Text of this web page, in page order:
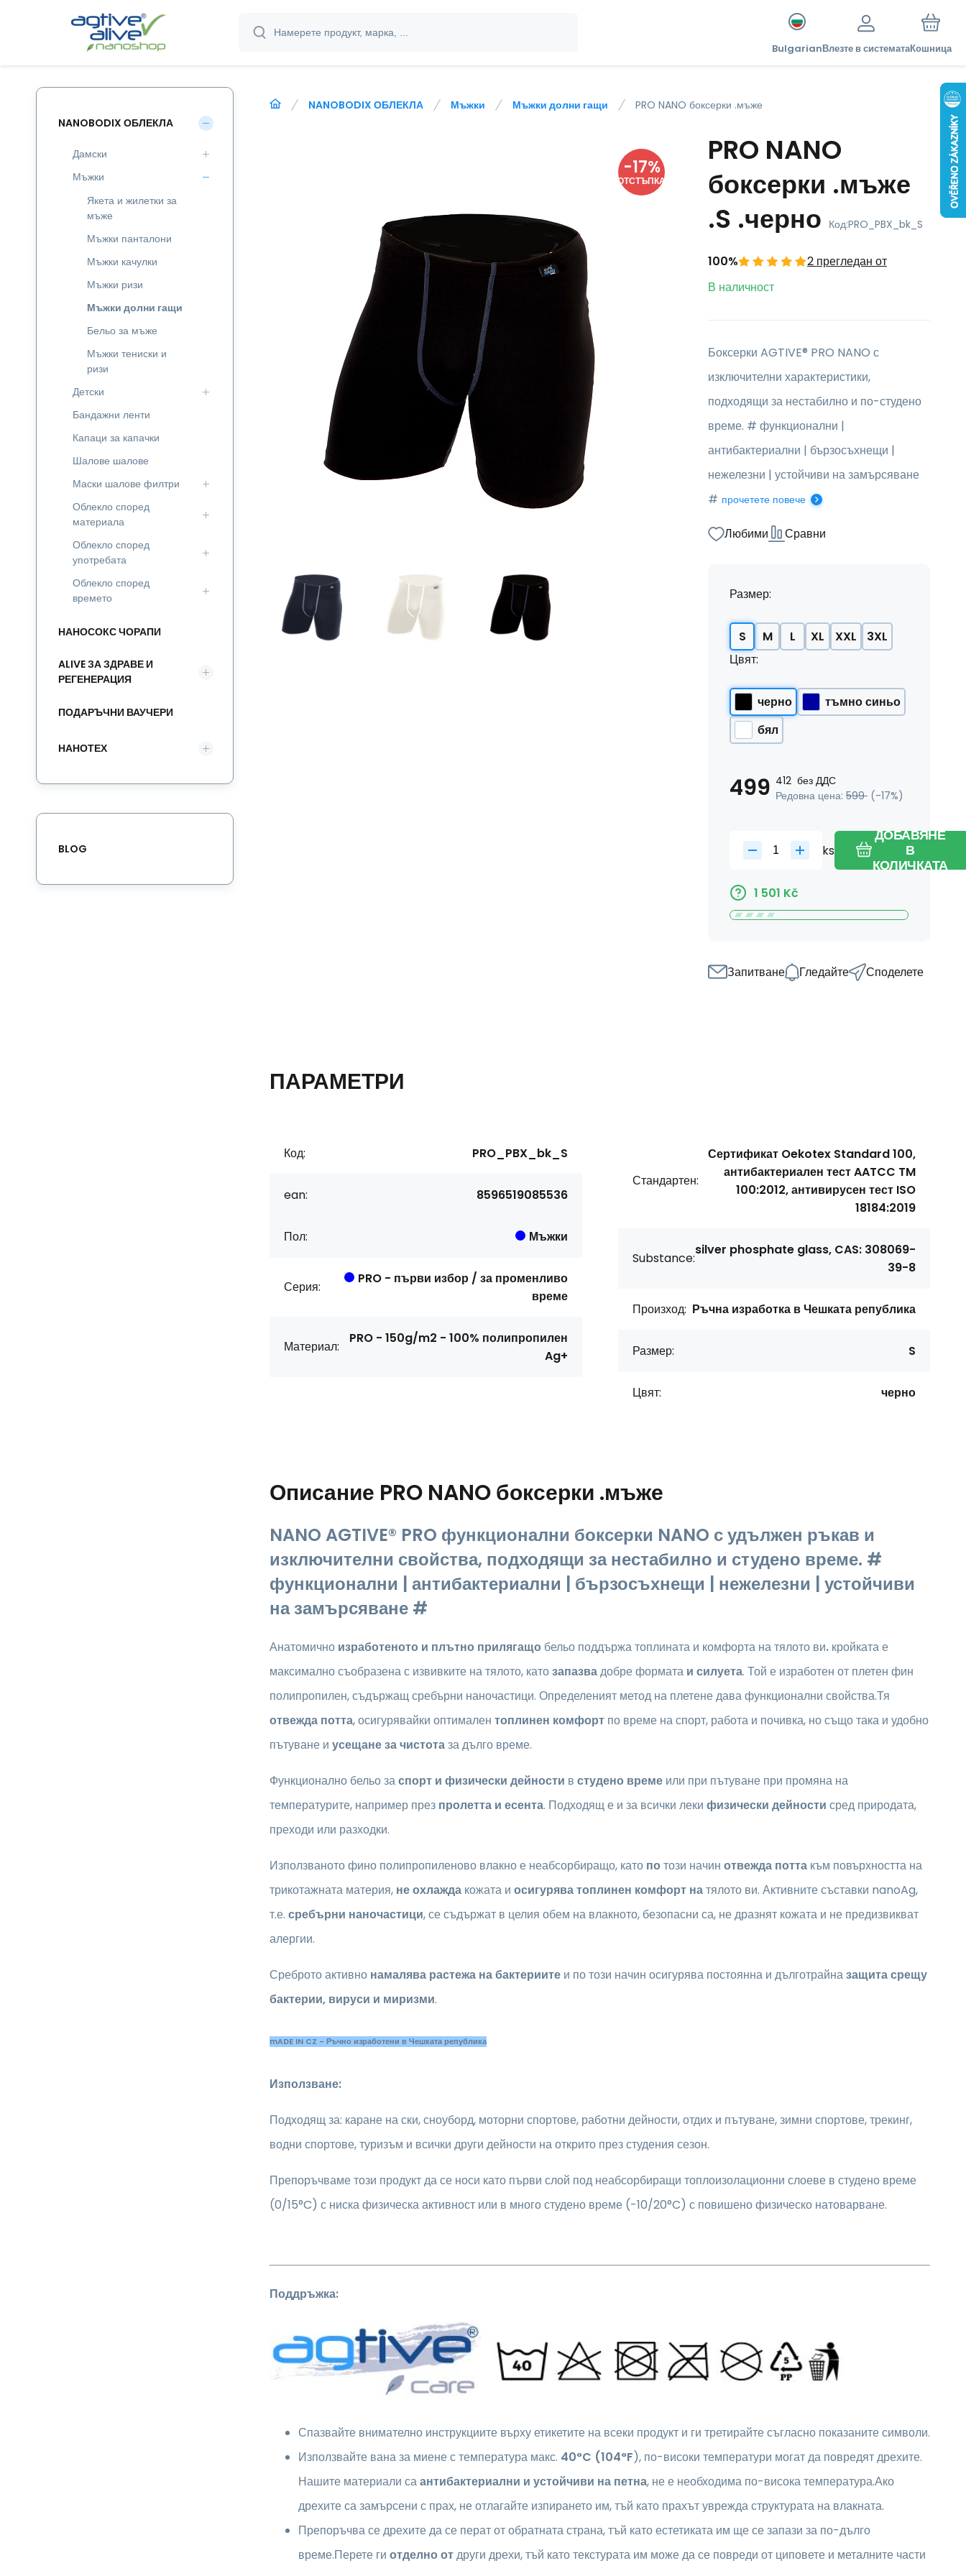
BulgarianВлезте в систематаКошница
NANOBODIX ОБЛЕКЛА Мъжки Мъжки долни гащи PRO NANO боксерки .мъже
-17%
ОТСТЪПКА
PRO NANO
боксерки .мъже
.S .черно Код:PRO_PBX_bk_S
100%
2 прегледан от
В наличност
Боксерки AGTIVE® PRO NANO с
изключителни характеристики,
подходящи за нестабилно и по-студено
време. # функционални |
антибактериални | бързосъхнещи |
нежелезни | устойчиви на замърсяване
# прочетете повече
Любими Сравни
Размер:
S M L XL XXL
3XL
Цвят:
черно
тъмно синьо
бял
499 412 без ДДС
Редовна цена: 599 (-17%)
ks
ДОБАВЯНЕ
В
КОЛИЧКАТА
1 501 Kč
Запитване Гледайте Споделете
ПАРАМЕТРИ
Код: PRO_PBX_bk_S
ean: 8596519085536
Пол: Мъжки
Серия:
PRO - първи избор / за променливо
време
Материал:
PRO - 150g/m2 - 100% полипропилен
Ag+
Стандартен:
Сертификат Oekotex Standard 100,
антибактериален тест AATCC TM
100:2012, антивирусен тест ISO
18184:2019
Substance:
silver phosphate glass, CAS: 308069-
39-8
Произход: Ръчна изработка в Чешката република
Размер: S
Цвят: черно
Описание PRO NANO боксерки .мъже
NANO AGTIVE® PRO функционални боксерки NANO с удължен ръкав и
изключителни свойства, подходящи за нестабилно и студено време. #
функционални | антибактериални | бързосъхнещи | нежелезни | устойчиви
на замърсяване #
Анатомично изработеното и плътно прилягащо бельо поддържа топлината и комфорта на тялото ви. кройката е
максимално съобразена с извивките на тялото, катозапазвадобре формата и силуета. Той е изработен от плетен фин
полипропилен, съдържащ сребърни наночастици. Определеният метод на плетене дава функционални свойства.Тя
отвежда потта, осигурявайки оптимален топлинен комфорт по време на спорт, работа и почивка, но също така и удобно
пътуване и усещане за чистотаза дълго време.
Функционално бельо заспорт и физически дейности в студено време или при пътуване при промяна на
температурите, например през пролетта и есента. Подходящ е и за всички леки физически дейности сред природата,
преходи или разходки.
Използваното фино полипропиленово влакно е неабсорбиращо, като по този начин отвежда потта към повърхността на
трикотажната материя, не охлажда кожата и осигурява топлинен комфорт натялото ви. Активните съставки nanoAg,
т.е. сребърни наночастици, се съдържат в целия обем на влакното, безопасни са, не дразнят кожата и не предизвикват
алергии.
Среброто активно намалява растежа на бактериите и по този начин осигурява постоянна и дълготрайназащита срещу
бактерии, вируси и миризми.
mADE IN CZ - Ръчно изработени в Чешката република
Използване:
Подходящ за: каране на ски, сноуборд, моторни спортове, работни дейности, отдих и пътуване, зимни спортове, трекинг,
водни спортове, туризъм и всички други дейности на открито през студения сезон.
Препоръчваме този продукт да се носи като първи слой под неабсорбиращи топлоизолационни слоеве в студено време
(0/15°C) с ниска физическа активност или в много студено време (-10/20°C) с повишено физическо натоварване.
Поддръжка:
Спазвайте внимателно инструкциите върху етикетите на всеки продукт и ги третирайте съгласно показаните символи.
Използвайте вана за миене с температура макс. 40°C (104°F), по-високи температури могат да повредят дрехите.
Нашите материали саантибактериални и устойчиви на петна, не е необходима по-висока температура.Ако
дрехите са замърсени с прах, не отлагайте изпирането им, тъй като прахът уврежда структурата на влакната.
Препоръчва се дрехите да се перат от обратната страна, тъй като естетиката им ще се запази за по-дълго
време.Перете ги отделно отдруги дрехи, тъй като текстурата им може да се повреди от циповете и металните части
NANOBODIX ОБЛЕКЛА
Дамски
Мъжки
Якета и жилетки за
мъже
Мъжки панталони
Мъжки качулки
Мъжки ризи
Мъжки долни гащи
Бельо за мъже
Мъжки тениски и
ризи
Детски
Бандажни ленти
Капаци за капачки
Шалове шалове
Маски шалове филтри
Облекло според
материала
Облекло според
употребата
Облекло според
времето
НАНОСОКС ЧОРАПИ
ALIVE ЗА ЗДРАВЕ И
РЕГЕНЕРАЦИЯ
ПОДАРЪЧНИ ВАУЧЕРИ
НАНОТЕХ
BLOG